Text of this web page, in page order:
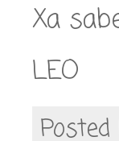
Xa
LEO